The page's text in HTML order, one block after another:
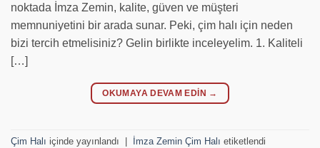
noktada İmza Zemin, kalite, güven ve müşteri
memnuniyetini bir arada sunar. Peki, çim halı için neden
bizi tercih etmelisiniz? Gelin birlikte inceleyelim. 1. Kaliteli
[…]
OKUMAYA DEVAM EDIN →
Çim Halı içinde yayınlandı İmza Zemin Çim Halı etiketlendi